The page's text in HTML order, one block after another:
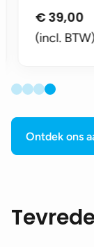
€39,00
(incl. BTW)
Ontdek ons